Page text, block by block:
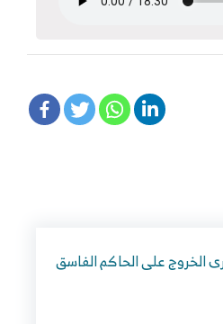
الخروج على الحاكم الفاسق